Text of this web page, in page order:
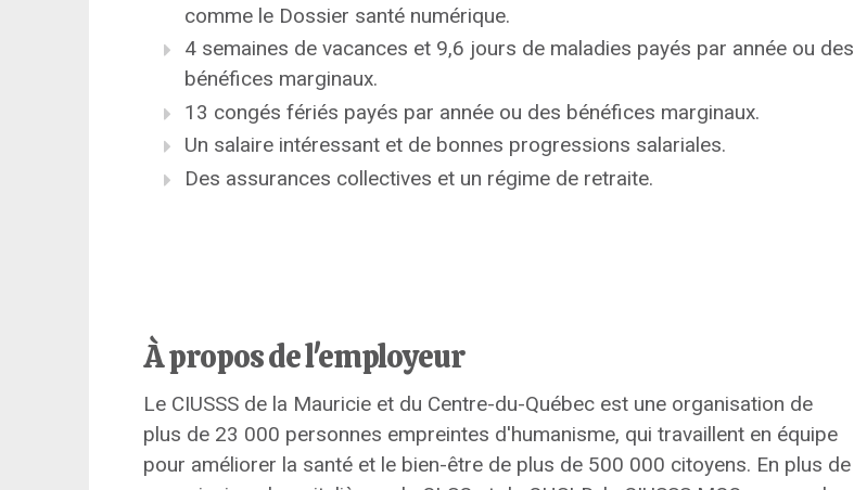
comme le Dossier santé numérique.
4 semaines de vacances et 9,6 jours de maladies payés par année ou des
bénéfices marginaux.
13 congés fériés payés par année ou des bénéfices marginaux.
Un salaire intéressant et de bonnes progressions salariales.
Des assurances collectives et un régime de retraite.
À propos de l'employeur
Le CIUSSS de la Mauricie et du Centre-du-Québec est une organisation de
plus de 23 000 personnes empreintes d'humanisme, qui travaillent en équipe
pour améliorer la santé et le bien-être de plus de 500 000 citoyens. En plus de